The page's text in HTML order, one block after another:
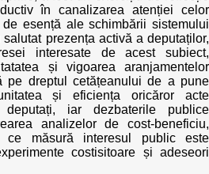
în canalizarea atenției celor
esență ale schimbării sistemului
prezența activă a deputaților,
interesate de acest subiect,
și vigoarea aranjamentelor
pe dreptul cetățeanului de a pune
și eficiența oricăror acte
iar dezbaterile publice
analizelor de cost-beneficiu,
ce măsură interesul public este
costisitoare și adeseori